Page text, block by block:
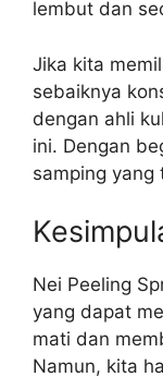
lembut dan
Jika kita
sebaiknya
dengan ahli
ini. Dengan
samping yang
Nei Peeling
yang dapat
mati dan
Namun, kita